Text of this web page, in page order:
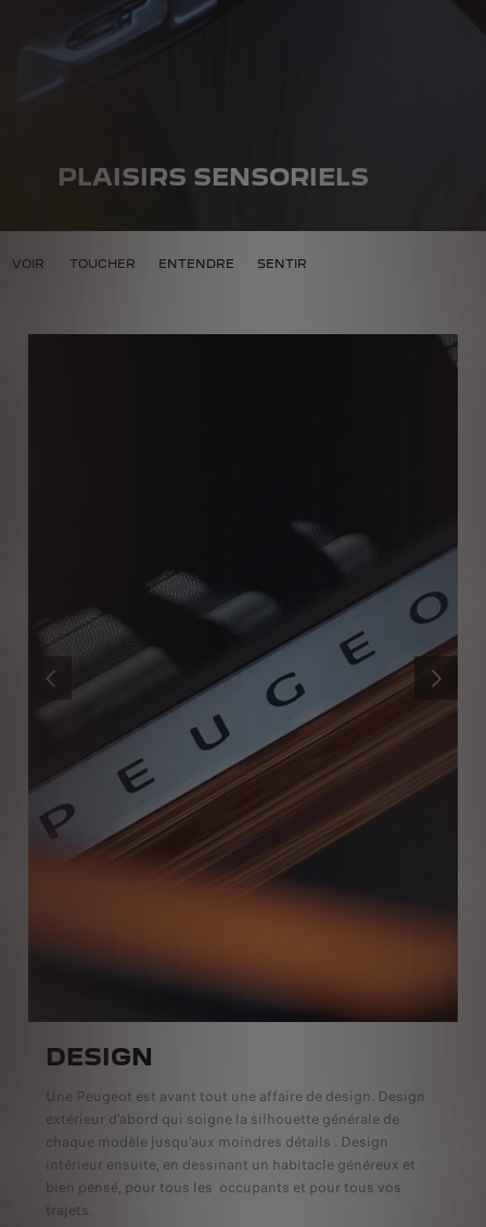
PLAISIRS SENSORIELS
VOIR TOUCHER ENTENDRE SENTIR
PRÉCÉDENT
DESIGN
Une Peugeot est avant tout une affaire de design. Design
extérieur d'abord qui soigne la silhouette générale de
chaque modèle jusqu'aux moindres détails . Design
intérieur ensuite, en dessinant un habitacle généreux et
bien pensé, pour tous les occupants et pour tous vos
trajets.
SUIVANT